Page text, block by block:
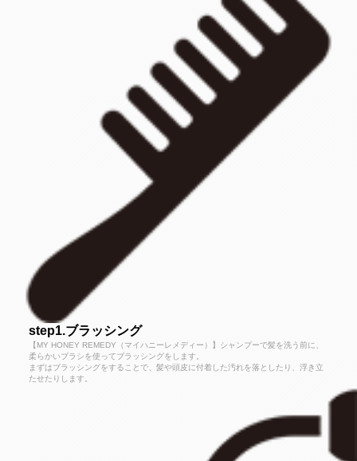
step1.ブラッシング
【MY HONEY REMEDY（マイハニーレメディー）】シャンプーで髪を洗う前に、
柔らかいブラシを使ってブラッシングをします。
まずはブラッシングをすることで、髪や頭皮に付着した汚れを落としたり、浮き立
たせたりします。